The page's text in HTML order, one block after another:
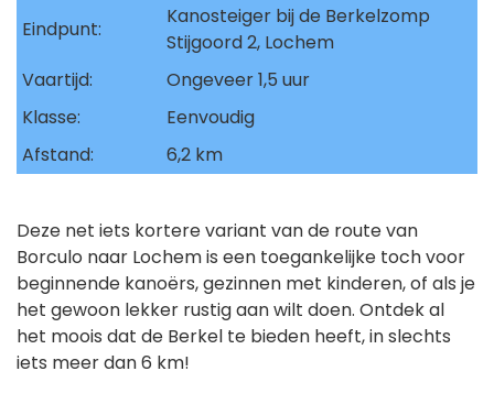
Eindpunt:
Kanosteiger bij de Berkelzomp
Stijgoord 2, Lochem
Vaartijd:
Ongeveer 1,5 uur
Klasse:
Eenvoudig
Afstand:
6,2 km
Deze net iets kortere variant van de route van
Borculo naar Lochem is een toegankelijke toch voor
beginnende kanoërs, gezinnen met kinderen, of als je
het gewoon lekker rustig aan wilt doen. Ontdek al
het moois dat de Berkel te bieden heeft, in slechts
iets meer dan 6 km!